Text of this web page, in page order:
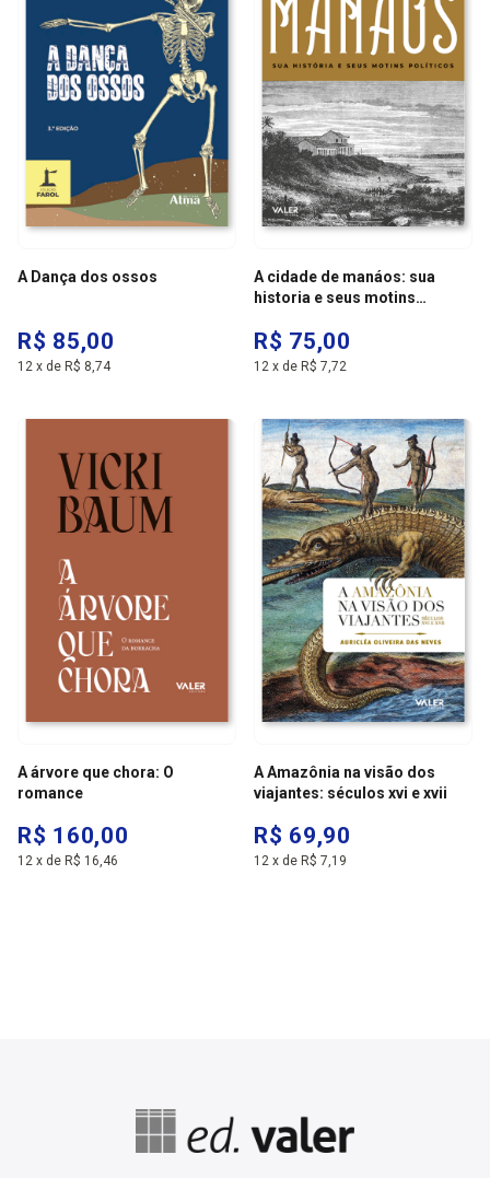
A Dança dos ossos
R$ 85,00
12 x de R$ 8,74
A cidade de manáos: sua
historia e seus motins
R$ 75,00
12 x de R$ 7,72
A árvore que chora: O
romance
R$ 160,00
12 x de R$ 16,46
A Amazônia na visão dos
viajantes: séculos xvi e xvii
R$ 69,90
12 x de R$ 7,19